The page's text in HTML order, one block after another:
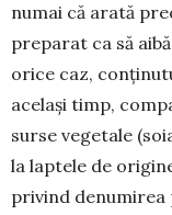
numai că arată
preparat ca să
orice caz,
același timp,
surse vegetale
la laptele de
privind